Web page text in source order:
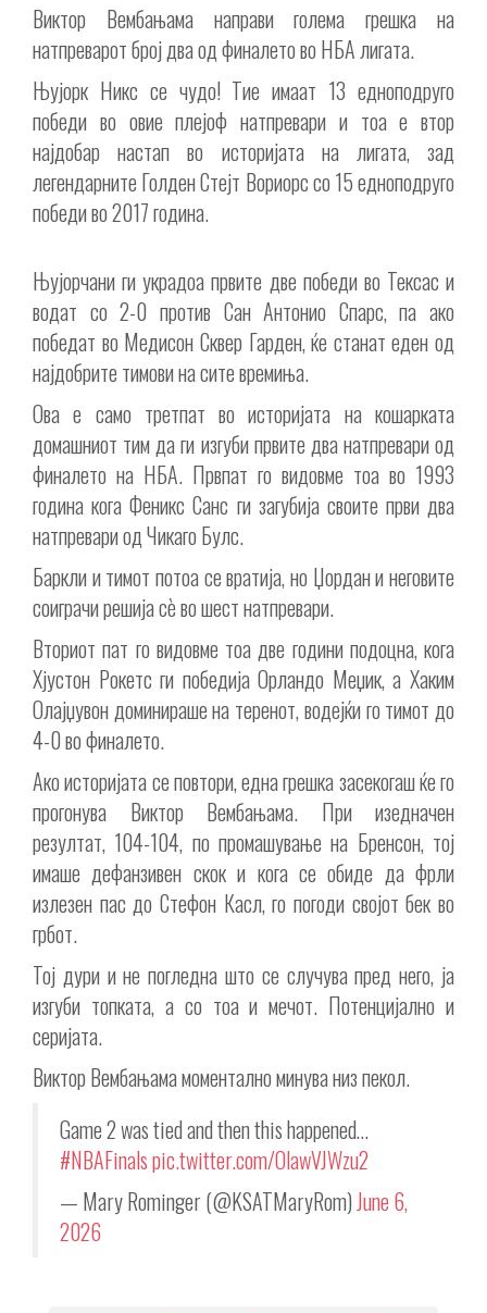
Виктор Вембањама направи голема грешка на
натпреварот број два од финалето во НБА лигата.
Њујорк Никс се чудо! Тие имаат 13 едноподруго
победи во овие плејоф натпревари и тоа е втор
најдобар настап во историјата на лигата, зад
легендарните Голден Стејт Вориорс со 15 едноподруго
победи во 2017 година.
Њујорчани ги украдоа првите две победи во Тексас и
водат со 2-0 против Сан Антонио Спарс, па ако
победат во Медисон Сквер Гарден, ќе станат еден од
најдобрите тимови на сите времиња.
Ова е само третпат во историјата на кошарката
домашниот тим да ги изгуби првите два натпревари од
финалето на НБА. Првпат го видовме тоа во 1993
година кога Феникс Санс ги загубија своите први два
натпревари од Чикаго Булс.
Баркли и тимот потоа се вратија, но Џордан и неговите
соиграчи решија сè во шест натпревари.
Вториот пат го видовме тоа две години подоцна, кога
Хјустон Рокетс ги победија Орландо Меџик, а Хаким
Олајџувон доминираше на теренот, водејќи го тимот до
4-0 во финалето.
Ако историјата се повтори, една грешка засекогаш ќе го
прогонува Виктор Вембањама. При изедначен
резултат, 104-104, по промашување на Бренсон, тој
имаше дефанзивен скок и кога се обиде да фрли
излезен пас до Стефон Касл, го погоди својот бек во
грбот.
Тој дури и не погледна што се случува пред него, ја
изгуби топката, а со тоа и мечот. Потенцијално и
серијата.
Виктор Вембањама моментално минува низ пекол.
Game 2 was tied and then this happened…
#NBAFinalspic.twitter.com/OlawVJWzu2
— Mary Rominger (@KSATMaryRom) June 6,
2026